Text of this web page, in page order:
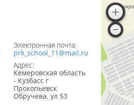
Электронная почта:
prk_school_11@mail.ru
Адрес:
Кемеровская область
- Кузбасс г
Прокопьевск
Обручева. ул 53